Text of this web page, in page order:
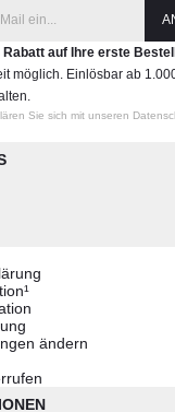
ändern
Rabatt auf Ihre erste
möglich. Einlösbar ab
Sie sich mit unseren